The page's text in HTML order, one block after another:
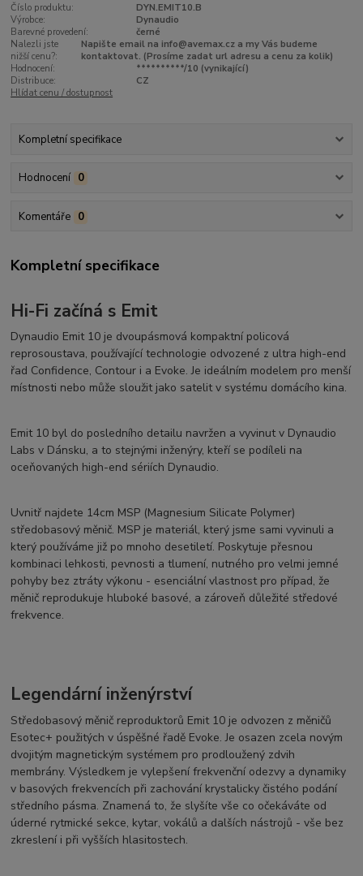
Číslo produktu:
DYN.EMIT10.B
Výrobce:
Dynaudio
Barevné provedení:
černé
Nalezli jste
nižší cenu?:
Napište email na info@avemax.cz a my Vás budeme
kontaktovat. (Prosíme zadat url adresu a cenu za kolik)
Hodnocení:
**********/10 (vynikající)
Distribuce:
CZ
Hlídat cenu / dostupnost
Kompletní specifikace
Hodnocení 0
Komentáře 0
Kompletní specifikace
Hi-Fi začíná s Emit
Dynaudio Emit 10 je dvoupásmová kompaktní policová
reprosoustava, používající technologie odvozené z ultra high-end
řad Confidence, Contour i a Evoke. Je ideálním modelem pro menší
místnosti nebo může sloužit jako satelit v systému domácího kina.
Emit 10 byl do posledního detailu navržen a vyvinut v Dynaudio
Labs v Dánsku, a to stejnými inženýry, kteří se podíleli na
oceňovaných high-end sériích Dynaudio.
Uvnitř najdete 14cm MSP (Magnesium Silicate Polymer)
středobasový měnič. MSP je materiál, který jsme sami vyvinuli a
který používáme již po mnoho desetiletí. Poskytuje přesnou
kombinaci lehkosti, pevnosti a tlumení, nutného pro velmi jemné
pohyby bez ztráty výkonu - esenciální vlastnost pro případ, že
měnič reprodukuje hluboké basové, a zároveň důležité středové
frekvence.
Legendární inženýrství
Středobasový měnič reproduktorů Emit 10 je odvozen z měničů
Esotec+ použitých v úspěšné řadě Evoke. Je osazen zcela novým
dvojitým magnetickým systémem pro prodloužený zdvih
membrány. Výsledkem je vylepšení frekvenční odezvy a dynamiky
v basových frekvencích při zachování krystalicky čistého podání
středního pásma. Znamená to, že slyšíte vše co očekáváte od
úderné rytmické sekce, kytar, vokálů a dalších nástrojů - vše bez
zkreslení i při vyšších hlasitostech.